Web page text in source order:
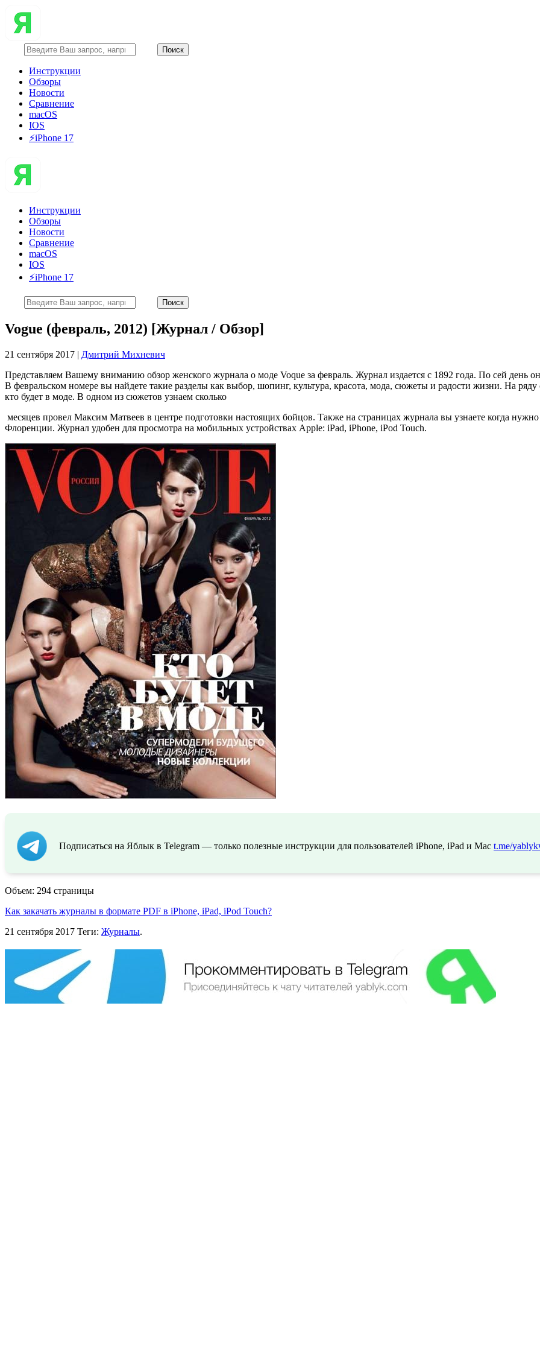
Инструкции
Обзоры
Новости
Сравнение
macOS
IOS
⚡️iPhone 17
Инструкции
Обзоры
Новости
Сравнение
macOS
IOS
⚡️iPhone 17
Vogue (февраль, 2012) [Журнал / Обзор]
21 сентября 2017 | Дмитрий Михневич
Представляем Вашему вниманию обзор женского журнала о моде Voque за февраль. Журнал издается с 1892 года. По сей день
В февральском номере вы найдете такие разделы как выбор, шопинг, культура, красота, мода, сюжеты и радости жизни. На
кто будет в моде. В одном из сюжетов узнаем сколько
месяцев провел Максим Матвеев в центре подготовки настоящих бойцов. Также на страницах журнала вы узнаете когда нужно
Флоренции. Журнал удобен для просмотра на мобильных устройствах Apple: iPad, iPhone, iPod Touch.
Подписаться на Яблык в Telegram — только полезные инструкции для пользователей iPhone, iPad и Mac t.me/
Объем: 294 страницы
Как закачать журналы в формате PDF в iPhone, iPad, iPod Touch?
21 сентября 2017 Теги: Журналы.